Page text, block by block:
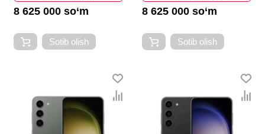
8 625 000 so‘m
Sotib olish
8 625 000 so‘m
Sotib olish